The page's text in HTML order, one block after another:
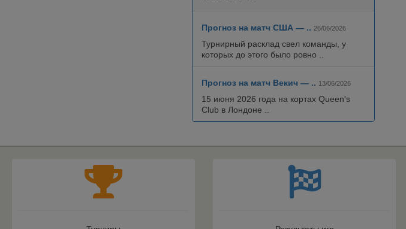
Прогноз на матч США — .. 26/06/2026
Турнирный расклад свел команды, у
которых до этого было ровно ..
Прогноз на матч Векич — .. 13/06/2026
15 июня 2026 года на кортах Queen's
Club в Лондоне ..